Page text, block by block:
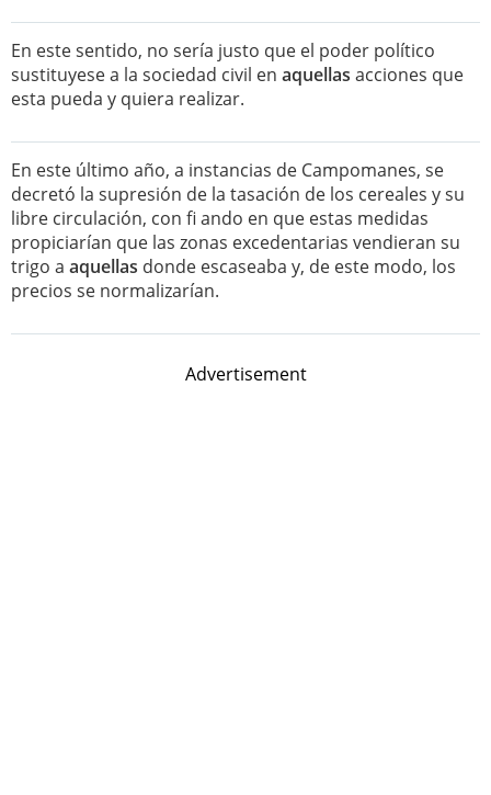
En este sentido, no sería justo que el poder político
sustituyese a la sociedad civil en aquellas acciones que
esta pueda y quiera realizar.
En este último año, a instancias de Campomanes, se
decretó la supresión de la tasación de los cereales y su
libre circulación, con fi ando en que estas medidas
propiciarían que las zonas excedentarias vendieran su
trigo a aquellas donde escaseaba y, de este modo, los
precios se normalizarían.
Advertisement